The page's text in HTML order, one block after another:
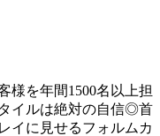
様を年間1500名以上担
イルは絶対の自信◎首
イに見せるフォルムカ